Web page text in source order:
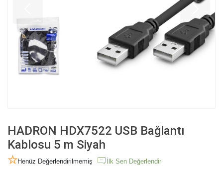
HADRON HDX7522 USB Bağlantı
Kablosu 5 m Siyah
Henüz Değerlendirilmemiş İlk Sen Değerlendir